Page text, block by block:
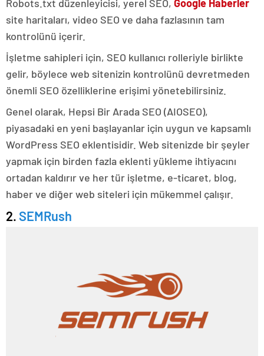
Robots.txt düzenleyicisi, yerel SEO, Google Haberler
site haritaları, video SEO ve daha fazlasının tam
kontrolünü içerir.
İşletme sahipleri için, SEO kullanıcı rolleriyle birlikte
gelir, böylece web sitenizin kontrolünü devretmeden
önemli SEO özelliklerine erişimi yönetebilirsiniz.
Genel olarak, Hepsi Bir Arada SEO (AIOSEO),
piyasadaki en yeni başlayanlar için uygun ve kapsamlı
WordPress SEO eklentisidir. Web sitenizde bir şeyler
yapmak için birden fazla eklenti yükleme ihtiyacını
ortadan kaldırır ve her tür işletme, e-ticaret, blog,
haber ve diğer web siteleri için mükemmel çalışır.
2. SEMRush